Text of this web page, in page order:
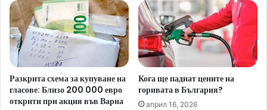
Разкрита схема за купуване на
гласове: Близо 200 000 евро
открити при акция във Варна
Кога ще паднат цените на
горивата в България?
април 16, 2026